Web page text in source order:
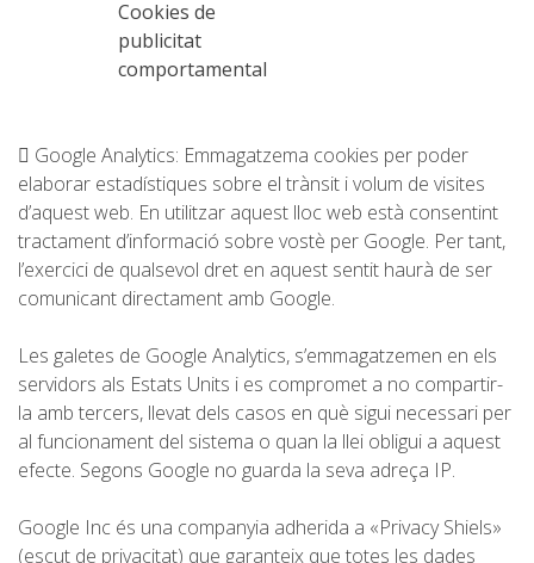
RESSENYES
CATALÀ
ENGLISH
FRANÇAIS
DEUTSCH
Cookies de
publicitat
comportamental
 Google Analytics: Emmagatzema cookies per poder
elaborar estadístiques sobre el trànsit i volum de visites
d’aquest web. En utilitzar aquest lloc web està consentint
tractament d’informació sobre vostè per Google. Per tant,
l’exercici de qualsevol dret en aquest sentit haurà de ser
comunicant directament amb Google.
Les galetes de Google Analytics, s’emmagatzemen en els
servidors als Estats Units i es compromet a no compartir-
la amb tercers, llevat dels casos en què sigui necessari per
al funcionament del sistema o quan la llei obligui a aquest
efecte. Segons Google no guarda la seva adreça IP.
Google Inc és una companyia adherida a «Privacy Shiels»
(escut de privacitat) que garanteix que totes les dades